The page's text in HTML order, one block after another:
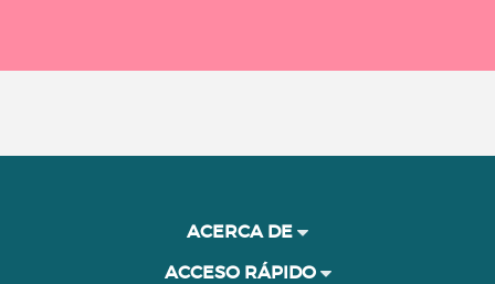
ACERCA DE
ACCESO RÁPIDO